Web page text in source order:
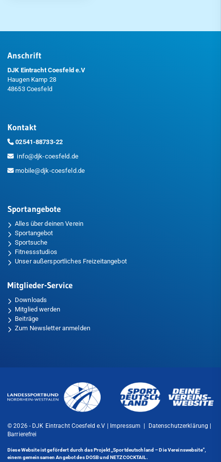
Anschrift
DJK Eintracht Coesfeld e.V
Haugen Kamp 28
48653 Coesfeld
Kontakt
02541-88733-22
info@djk-coesfeld.de
mobile@djk-coesfeld.de
Sportangebote
Alles über deinen Verein
Sportangebot
Sportsuche
Fitnessstudios
Unser außersportliches Freizeitangebot
Mitglieder-Service
Downloads
Mitglied werden
Beiträge
Zum Newsletter anmelden
© 2026 - DJK Eintracht Coesfeld e.V | Impressum Datenschutzerklärung
Barrierefrei
Diese Website ist gefördert durch das Projekt„Sportdeutschland – Die Vereinswebsite”,
einem gemeinsamen Angebot des DOSB und NETZCOCKTAIL.